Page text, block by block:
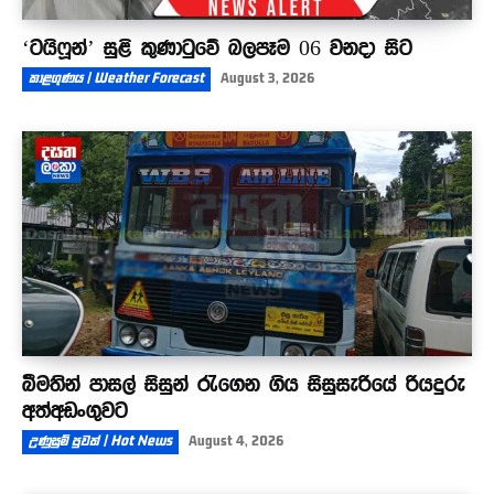
‘ටයිෆූන්’ සුළි කුණාටුවේ බලපෑම 06 වනදා සිට
කාළගුණය | Weather Forecast August 3, 2026
බීමතින් පාසල් සිසුන් රැගෙන ගිය සිසුසැරියේ රියදුරු
අත්අඩංගුවට
උණුසුම් පුවත් | Hot News August 4, 2026